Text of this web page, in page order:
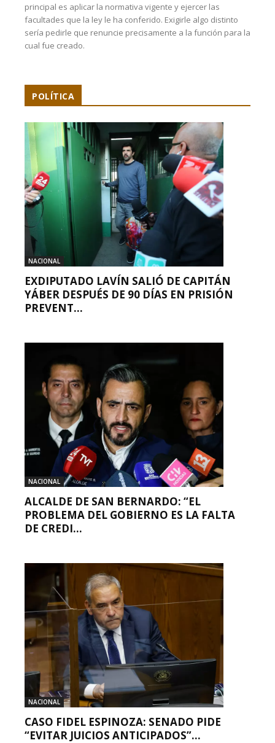
principal es aplicar la normativa vigente y ejercer las
facultades que la ley le ha conferido. Exigirle algo distinto
sería pedirle que renuncie precisamente a la función para la
cual fue creado.
POLÍTICA
NACIONAL
EXDIPUTADO LAVÍN SALIÓ DE CAPITÁN
YÁBER DESPUÉS DE 90 DÍAS EN PRISIÓN
PREVENT...
NACIONAL
ALCALDE DE SAN BERNARDO: “EL
PROBLEMA DEL GOBIERNO ES LA FALTA
DE CREDI...
NACIONAL
CASO FIDEL ESPINOZA: SENADO PIDE
“EVITAR JUICIOS ANTICIPADOS”...